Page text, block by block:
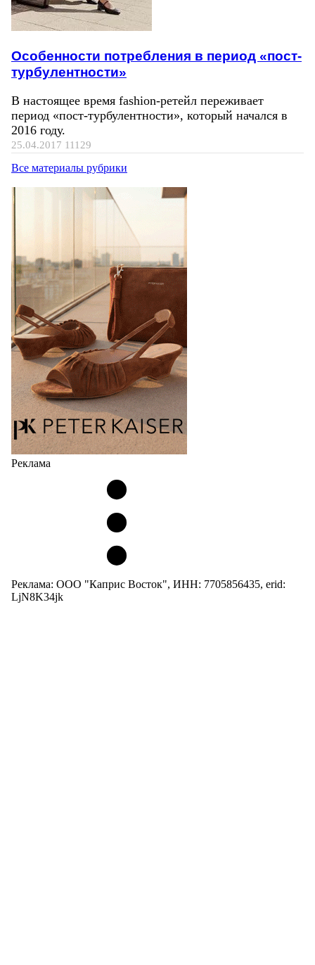
Особенности потребления в период «пост-
турбулентности»
В настоящее время fashion-ретейл переживает
период «пост-турбулентности», который начался в
2016 году.
25.04.2017 11129
Все материалы рубрики
Реклама
Реклама: ООО "Каприс Восток", ИНН: 7705856435, erid:
LjN8K34jk